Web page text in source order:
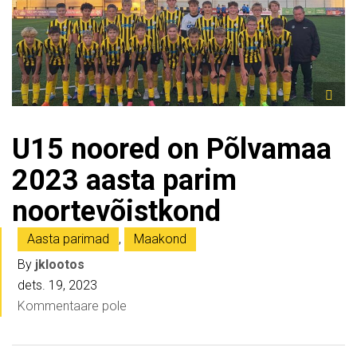
U15 noored on Põlvamaa
2023 aasta parim
noortevõistkond
Aasta parimad ,
Maakond
By jklootos
dets. 19, 2023
Kommentaare pole